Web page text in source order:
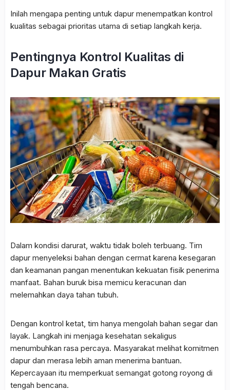
Inilah mengapa penting untuk dapur menempatkan kontrol
kualitas sebagai prioritas utama di setiap langkah kerja.
Pentingnya Kontrol Kualitas di
Dapur Makan Gratis
Dalam kondisi darurat, waktu tidak boleh terbuang. Tim
dapur menyeleksi bahan dengan cermat karena kesegaran
dan keamanan pangan menentukan kekuatan fisik penerima
manfaat. Bahan buruk bisa memicu keracunan dan
melemahkan daya tahan tubuh.
Dengan kontrol ketat, tim hanya mengolah bahan segar dan
layak. Langkah ini menjaga kesehatan sekaligus
menumbuhkan rasa percaya. Masyarakat melihat komitmen
dapur dan merasa lebih aman menerima bantuan.
Kepercayaan itu memperkuat semangat gotong royong di
tengah bencana.